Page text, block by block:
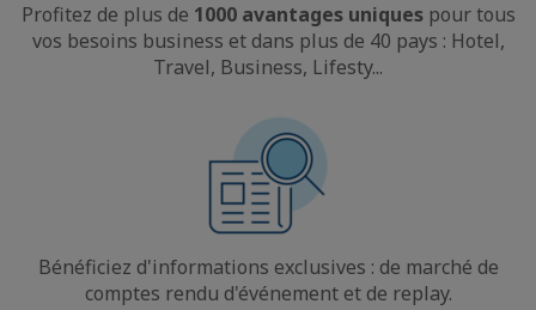
Profitez de plus de 1000 avantages uniques pour tous
vos besoins business et dans plus de 40 pays : Hotel,
Travel, Business, Lifesty...
Bénéficiez d'informations exclusives : de marché de
comptes rendu d'événement et de replay.